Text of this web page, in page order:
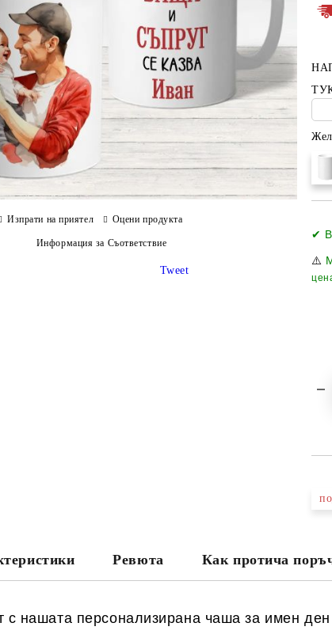
✔ В
⚠️
Изпрати на приятел Оцени продукта
Информация за Съответствие
Tweet
Ревюта Как протича
с нашата персонализирана чаша за имен